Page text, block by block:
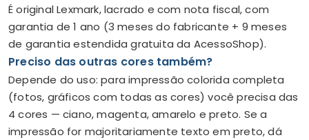
É original Lexmark, lacrado e com nota fiscal, com
garantia de 1 ano (3 meses do fabricante + 9 meses
de garantia estendida gratuita da AcessoShop).
Preciso das outras cores também?
Depende do uso: para impressão colorida completa
(fotos, gráficos com todas as cores) você precisa das
4 cores — ciano, magenta, amarelo e preto. Se a
impressão for majoritariamente texto em preto, dá